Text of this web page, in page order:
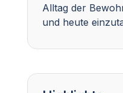
Alltag der
und heute